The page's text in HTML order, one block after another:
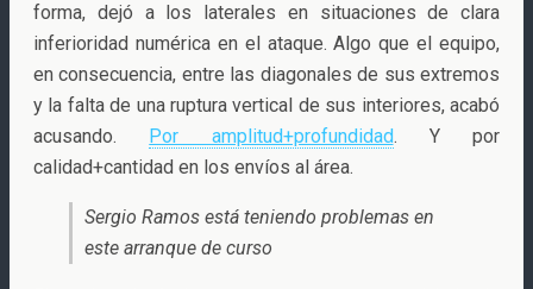
forma, dejó a los laterales en situaciones de clara
inferioridad numérica en el ataque. Algo que el equipo,
en consecuencia, entre las diagonales de sus extremos
y la falta de una ruptura vertical de sus interiores, acabó
acusando. Por amplitud+profundidad. Y por
calidad+cantidad en los envíos al área.
Sergio Ramos está teniendo problemas en
este arranque de curso